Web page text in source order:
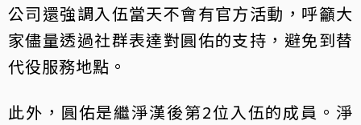
公司還強調入伍當天不會有官方活動，呼籲大
家儘量透過社群表達對圓佑的支持，避免到替
代役服務地點。
此外，圓佑是繼淨漢後第2位入伍的成員。淨